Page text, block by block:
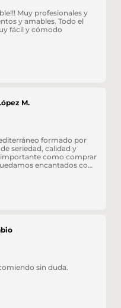
Muy profesionales y
y amables. Todo el
fácil y cómodo
M.
formado por
seriedad, calidad y
como comprar
encantados con
sin duda.